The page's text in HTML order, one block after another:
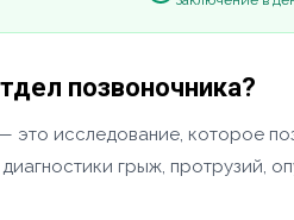
позвоночника?
это исследование, которое
грыж, протрузий,